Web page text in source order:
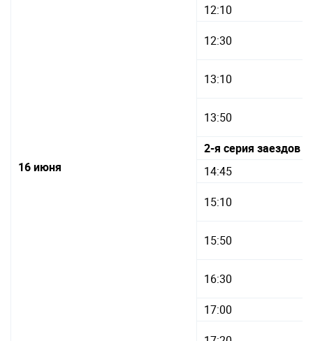
16 июня
12:10
12:30
13:10
13:50
2-я серия заездов
14:45
15:10
15:50
16:30
17:00